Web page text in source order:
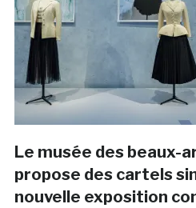
Le musée des beaux-
propose des cartels
nouvelle exposition